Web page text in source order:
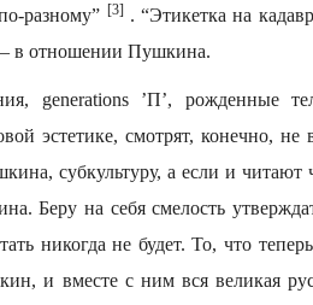
разному” [3]. “Этикетка на
в отношении Пушкина.
generations ’П’, рожденные
эстетике, смотрят, конечно,
субкультуру, а если и
Беру на себя смелость
никогда не будет. То, что
и вместе с ним вся великая